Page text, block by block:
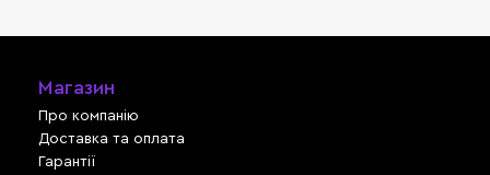
Магазин
Про компанію
Доставка та оплата
Гарантії